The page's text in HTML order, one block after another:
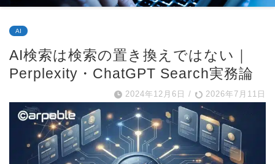
AI
AI検索は検索の置き換えではない｜
Perplexity・ChatGPT Search実務論
2024年12月6日 / 2026年7月11日